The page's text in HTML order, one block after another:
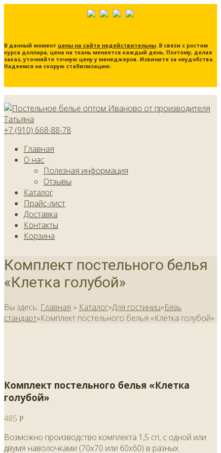
В данный момент цены на сайте недействительны. В связи с ростом
курса доллара, цена на ткань меняется каждый день. Поэтому, делая
заказ, уточняйте точную цену у менеджеров. Извините за неудобства.
Надеемся на скорую стабилизацию.
+7 (910) 668-88-78
Главная
О нас
Полезная информация
Отзывы
Каталог
Прайс-лист
Доставка
Контакты
Корзина
Комплект постельного белья
«Клетка голубой»
Вы здесь: Главная » Каталог»Для гостиниц»Бязь
стандарт»Комплект постельного белья «Клетка голубой»
Комплект постельного белья «Клетка
голубой»
485 Р
Возможно производство комплекта 1,5 сп, с одной или
двумя наволочками (70х70 или 60х60) в разных